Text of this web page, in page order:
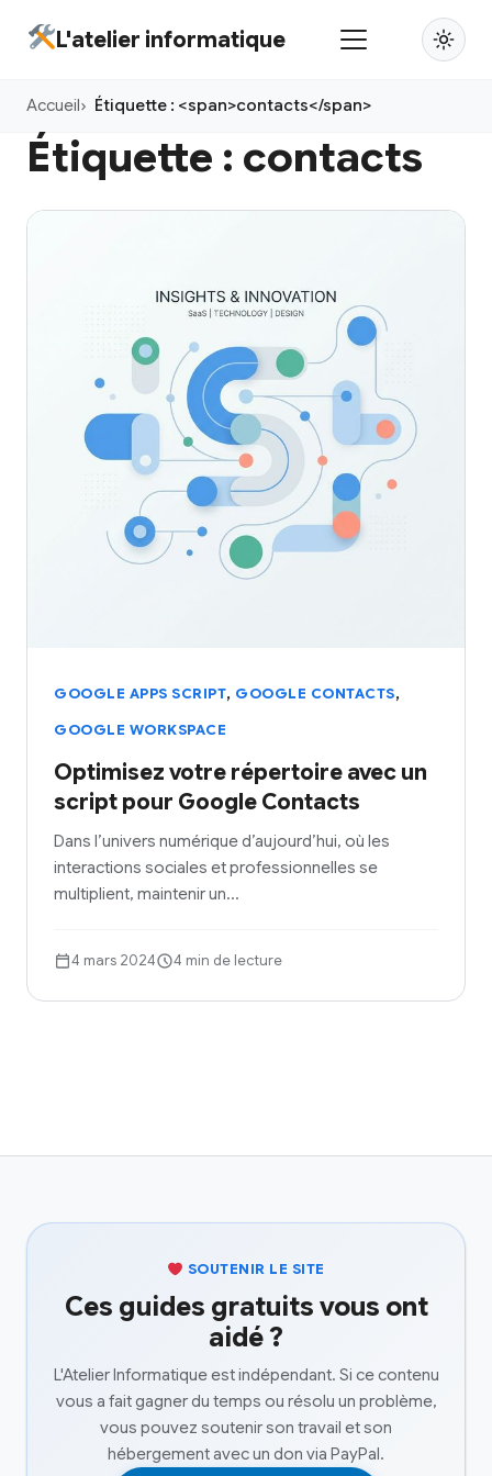
L'atelier informatique
Accueil Étiquette : <span>contacts</span>
Étiquette : contacts
GOOGLE APPS SCRIPT, GOOGLE CONTACTS,
GOOGLE WORKSPACE
Optimisez votre répertoire avec un
script pour Google Contacts
Dans l’univers numérique d’aujourd’hui, où les
interactions sociales et professionnelles se
multiplient, maintenir un…
4 mars 2024 4 min de lecture
SOUTENIR LE SITE
Ces guides gratuits vous ont
aidé ?
L'Atelier Informatique est indépendant. Si ce contenu
vous a fait gagner du temps ou résolu un problème,
vous pouvez soutenir son travail et son
hébergement avec un don via PayPal.